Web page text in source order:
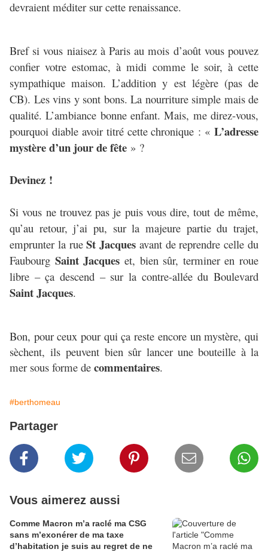
devraient méditer sur cette renaissance.
Bref si vous niaisez à Paris au mois d’août vous pouvez
confier votre estomac, à midi comme le soir, à cette
sympathique maison. L’addition y est légère (pas de
CB). Les vins y sont bons. La nourriture simple mais de
qualité. L’ambiance bonne enfant. Mais, me direz-vous,
pourquoi diable avoir titré cette chronique : « L’adresse
mystère d’un jour de fête » ?
Devinez !
Si vous ne trouvez pas je puis vous dire, tout de même,
qu’au retour, j’ai pu, sur la majeure partie du trajet,
emprunter la rueSt Jacques avant de reprendre celle du
Faubourg Saint Jacques et, bien sûr, terminer en roue
libre – ça descend – sur la contre-allée du Boulevard
Saint Jacques.
Bon, pour ceux pour qui ça reste encore un mystère, qui
sèchent, ils peuvent bien sûr lancer une bouteille à la
mer sous forme de commentaires.
#berthomeau
Partager
Vous aimerez aussi
Comme Macron m’a raclé ma CSG
sans m’exonérer de ma taxe
d’habitation je suis au regret de ne